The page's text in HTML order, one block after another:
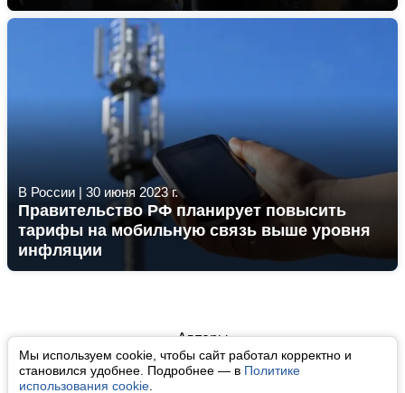
Мы используем cookie, чтобы сайт работал корректно и
становился удобнее. Подробнее — в Политике
использования cookie
В России | 30 июня 2023 г.
Правительство РФ планирует повысить
тарифы на мобильную связь выше уровня
инфляции
Авторы
О нас